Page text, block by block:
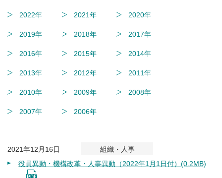
2022年 2021年 2020年
2019年 2018年 2017年
2016年 2015年 2014年
2013年 2012年 2011年
2010年 2009年 2008年
2007年 2006年
2021年12月16日
組織・人事
役員異動・機構改革・人事異動（2022年1月1日付）(0.2MB)